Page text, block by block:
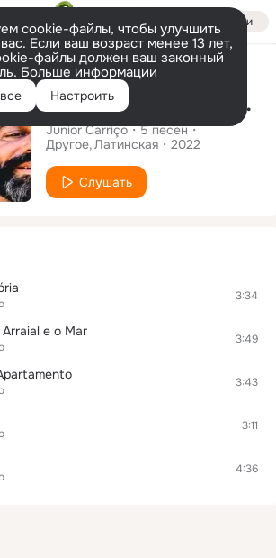
Войти
cookie-файлы, чтобы улучшить
Если ваш возраст менее 13 лет,
файлы должен ваш законный
Больше информации
Настроить
Альбом
Carriço no Bunker do João
Junior Carriço 5песен
Другое Латинская 2022
Слушать
3:34
e o Mar 3:49
3:43
3:11
4:36